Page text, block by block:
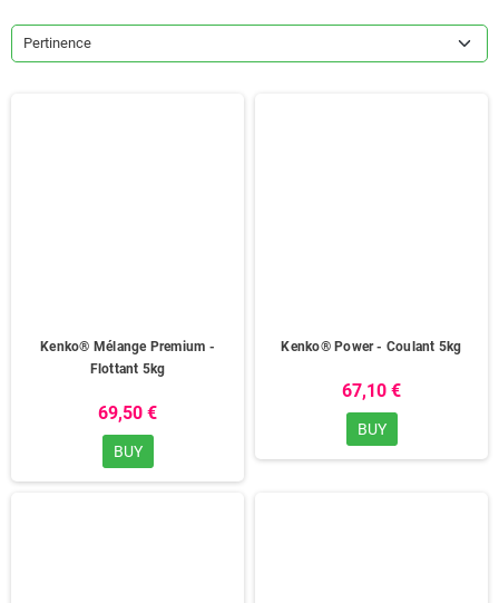
Pertinence
Kenko® Mélange Premium -
Flottant 5kg
69,50 €
BUY
Kenko® Power - Coulant 5kg
67,10 €
BUY